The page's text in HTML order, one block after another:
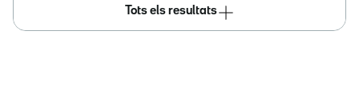
Tots els resultats